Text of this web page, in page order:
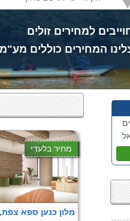
למחירים זולים
המחירים כוללים מע"מ
מחיר בלעדי
מלון כנען ספא צפת, 2 לילות